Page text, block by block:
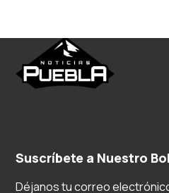
Suscríbete a Nuestro
Déjanos tu correo